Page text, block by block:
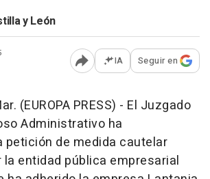
y León
Abrir opciones para
IA Seguir en
(EUROPA PRESS) - El Juzgado
Administrativo ha
petición de medida cautelar
entidad pública empresarial